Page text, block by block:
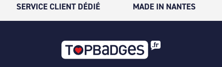
SERVICE CLIENT DÉDIÉ MADE IN NANTES